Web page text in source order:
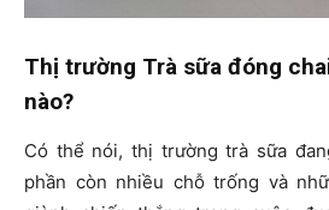
Thị trường Trà sữa đóng
nào?
Có thể nói, thị trường trà sữa
phần còn nhiều chỗ trống và